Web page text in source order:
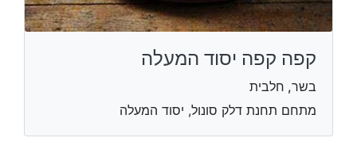
קפה קפה יסוד המעלה
בשר, חלבית
מתחם תחנת דלק סונול, יסוד המעלה